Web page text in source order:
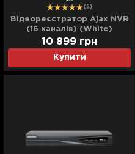
(5)
Відеореєстратор Ajax NVR
(16 каналів) (White)
Купити
10 899 грн